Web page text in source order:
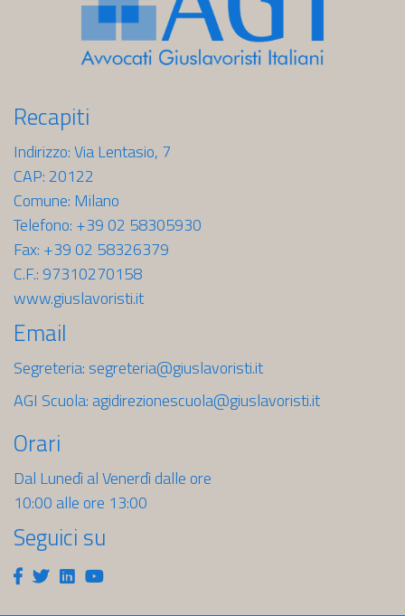
Recapiti
Indirizzo: Via Lentasio, 7
CAP: 20122
Comune: Milano
Telefono: +39 02 58305930
Fax: +39 02 58326379
C.F.: 97310270158
www.giuslavoristi.it
Email
Segreteria: segreteria@giuslavoristi.it
AGI Scuola: agidirezionescuola@giuslavoristi.it
Orari
Dal Lunedì al Venerdì dalle ore
10:00 alle ore 13:00
Seguici su
Facebook
Twitter
LinkedinYoutube